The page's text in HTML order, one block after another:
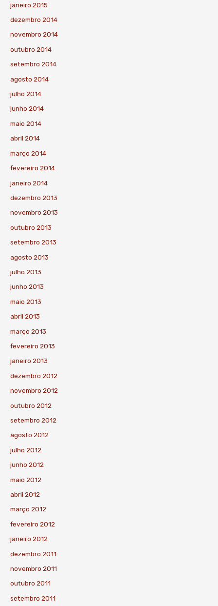
janeiro 2015
dezembro 2014
novembro 2014
outubro 2014
setembro 2014
agosto 2014
julho 2014
junho 2014
maio 2014
abril 2014
março 2014
fevereiro 2014
janeiro 2014
dezembro 2013
novembro 2013
outubro 2013
setembro 2013
agosto 2013
julho 2013
junho 2013
maio 2013
abril 2013
março 2013
fevereiro 2013
janeiro 2013
dezembro 2012
novembro 2012
outubro 2012
setembro 2012
agosto 2012
julho 2012
junho 2012
maio 2012
abril 2012
março 2012
fevereiro 2012
janeiro 2012
dezembro 2011
novembro 2011
outubro 2011
setembro 2011